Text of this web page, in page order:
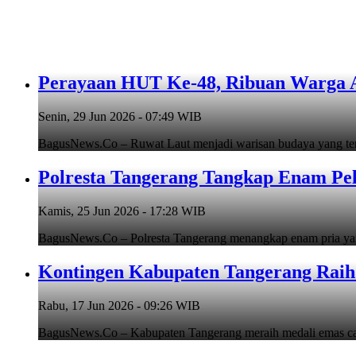
Perayaan HUT Ke-48, Ribuan
Senin, 29 Jun 2026 - 07:49 WIB
BagusNews.Co – Ruwat Laut menjadi warisan budaya yang
Polresta Tangerang Tangkap Enam
Kamis, 25 Jun 2026 - 17:28 WIB
BagusNews.Co – Polresta Tangerang menangkap enam pria
Kontingen Kabupaten Tangerang
Rabu, 17 Jun 2026 - 09:26 WIB
BagusNews.Co – Kabupaten Tangerang meraih medali